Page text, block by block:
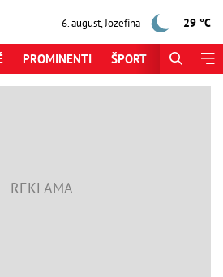
6. august,Jozefína 29 °C
PROMINENTI ŠPORT